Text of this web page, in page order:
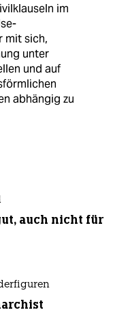
im
mit sich,
unter
und auf
abhängig zu
auch nicht für